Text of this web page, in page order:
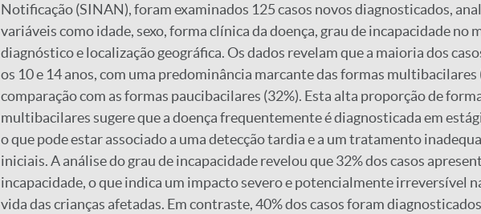
Notificação (SINAN), foram examinados 125 casos novos diagnosticados,
variáveis como idade, sexo, forma clínica da doença, grau de incapacidade no
diagnóstico e localização geográfica. Os dados revelam que a maioria dos
os 10 e 14 anos, com uma predominância marcante das formas multibacilares
comparação com as formas paucibacilares (32%). Esta alta proporção de
multibacilares sugere que a doença frequentemente é diagnosticada em
o que pode estar associado a uma detecção tardia e a um tratamento
iniciais. A análise do grau de incapacidade revelou que 32% dos casos
incapacidade, o que indica um impacto severo e potencialmente irreversível
vida das crianças afetadas. Em contraste, 40% dos casos foram